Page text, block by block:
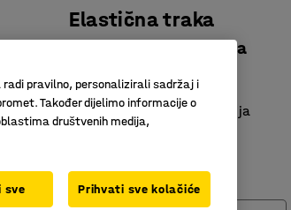
Elastična traka
3500 mm, narančasta
:40875
500 kg čvrstoće natezanja
Brzo vezanje robe
Dužina (mm)
pravilno, personalizirali sadržaj i
Također dijelimo informacije o
društvenih medija,
sve Prihvati sve kolačiće